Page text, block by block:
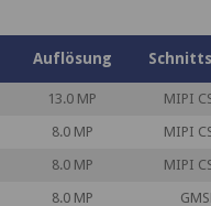
Auflösung
13.0 MP
MIPI
8.0 MP
MIPI
8.0 MP
MIPI
8.0 MP